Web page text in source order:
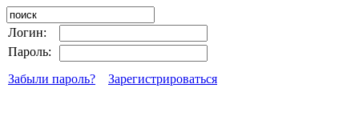
Логин:
Пароль:
Забыли пароль?
Зарегистрироваться